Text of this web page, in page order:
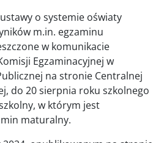
o systemie oświaty
m.in. egzaminu
w komunikacie
Egzaminacyjnej w
na stronie Centralnej
do 20 sierpnia roku szkolnego
w którym jest
maturalny.